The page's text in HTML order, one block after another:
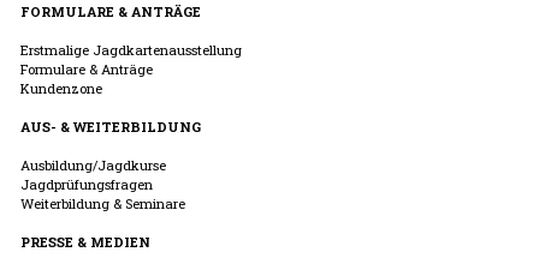
FORMULARE & ANTRÄGE
Erstmalige Jagdkartenausstellung
Formulare & Anträge
Kundenzone
AUS- & WEITERBILDUNG
Ausbildung/Jagdkurse
Jagdprüfungsfragen
Weiterbildung & Seminare
PRESSE & MEDIEN